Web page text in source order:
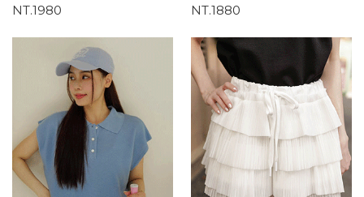
NT.1980 NT.1880